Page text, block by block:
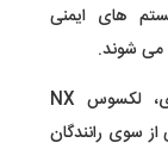
های ایمنی
می شوند.
با موتورهای قدرتمند و گزینه های هیبریدی، لکسوس NX
سوی رانندگان